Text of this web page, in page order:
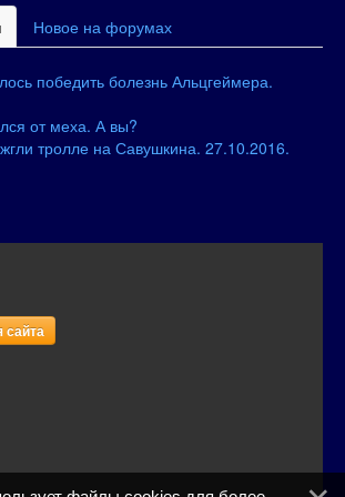
Новое на форумах
победить болезнь Альцгеймера.
от меха. А вы?
тролле на Савушкина. 27.10.2016.
сайта